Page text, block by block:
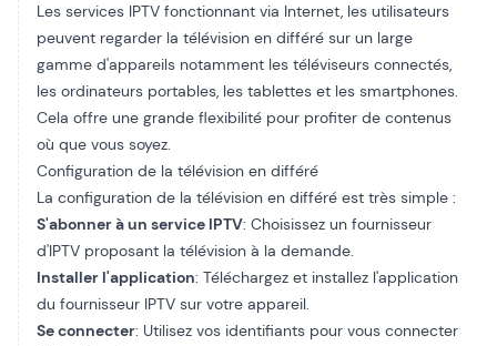
Les services IPTV fonctionnant via Internet, les utilisateurs
peuvent regarder la télévision en différé sur un large
gamme d'appareils notamment les téléviseurs connectés,
les ordinateurs portables, les tablettes et les smartphones.
Cela offre une grande flexibilité pour profiter de contenus
où que vous soyez.
Configuration de la télévision en différé
La configuration de la télévision en différé est très simple :
S'abonner à un service IPTV: Choisissez un fournisseur
d'IPTV proposant la télévision à la demande.
Installer l'application: Téléchargez et installez l'application
du fournisseur IPTV sur votre appareil.
Se connecter: Utilisez vos identifiants pour vous connecter